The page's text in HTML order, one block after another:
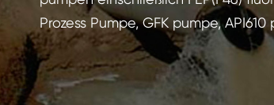
Prozess Pumpe, GFK pumpe,